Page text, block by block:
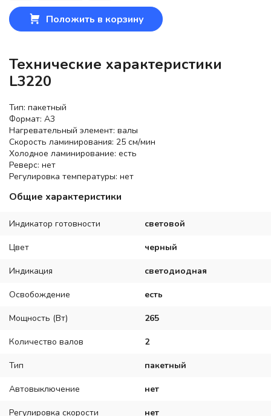
Положить в корзину
Технические характеристики
L3220
Тип: пакетный
Формат: A3
Нагревательный элемент: валы
Скорость ламинирования: 25 см/мин
Холодное ламинирование: есть
Реверс: нет
Регулировка температуры: нет
Общие характеристики
Индикатор готовности световой
Цвет черный
Индикация светодиодная
Освобождение есть
Мощность (Вт) 265
Количество валов 2
Тип пакетный
Автовыключение нет
Регулировка скорости нет